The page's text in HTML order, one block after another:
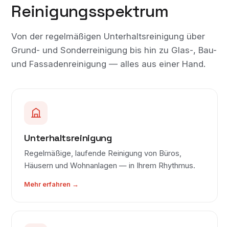
Reinigungs­spektrum
Von der regelmäßigen Unterhaltsreinigung über
Grund- und Sonderreinigung bis hin zu Glas-, Bau-
und Fassadenreinigung — alles aus einer Hand.
Unterhaltsreinigung
Regelmäßige, laufende Reinigung von Büros,
Häusern und Wohnanlagen — in Ihrem Rhythmus.
Mehr erfahren →